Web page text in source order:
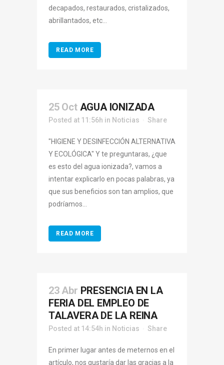
decapados, restaurados, cristalizados,
abrillantados, etc...
READ MORE
25 Oct AGUA IONIZADA
Posted at 11:56h in Noticias Share
"HIGIENE Y DESINFECCIÓN ALTERNATIVA
Y ECOLÓGICA" Y te preguntaras, ¿que
es esto del agua ionizada?, vamos a
intentar explicarlo en pocas palabras, ya
que sus beneficios son tan amplios, que
podríamos...
READ MORE
23 Abr PRESENCIA EN LA
FERIA DEL EMPLEO DE
TALAVERA DE LA REINA
Posted at 14:54h in Noticias Share
En primer lugar antes de meternos en el
artículo, nos gustaría dar las gracias a la